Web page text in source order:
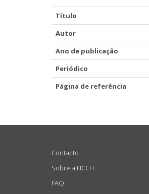
Título
Autor
Ano de publicação
Periódico
Página de referência
Contacto
Sobre a HCCH
FAQ